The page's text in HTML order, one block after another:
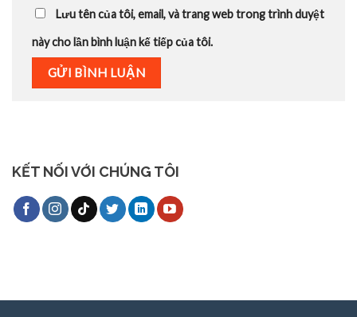
Lưu tên của tôi, email, và trang web trong trình duyệt
này cho lần bình luận kế tiếp của tôi.
KẾT NỐI VỚI CHÚNG TÔI